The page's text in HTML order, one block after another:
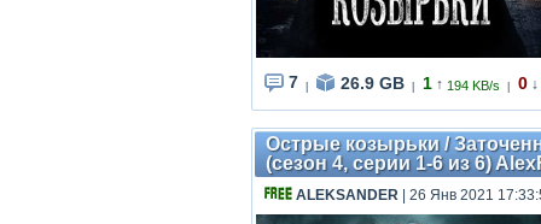
7 26.9 GB 1 ↑ 194 KB/s 0 ↓
Острые козырьки /
(сезон 4, серии 1-6 из 6)
ALEKSANDER | 26 Янв 2021